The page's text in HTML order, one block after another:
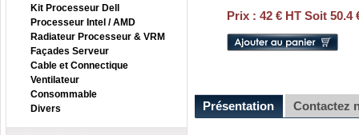
Kit Processeur Dell
Processeur Intel / AMD
Radiateur Processeur & VRM
Façades Serveur
Cable et Connectique
Ventilateur
Consommable
Divers
Prix : 42 € HT Soit 50.4
Présentation Contactez